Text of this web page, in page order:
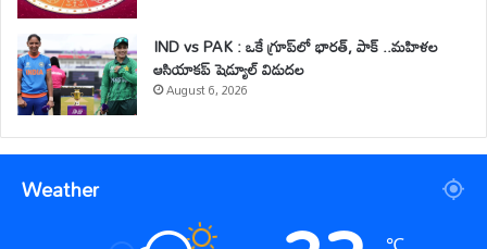
IND vs PAK : ఒకే గ్రూప్‌లో భారత్, పాక్ ..మహిళల
ఆసియాకప్ షెడ్యూల్ విడుదల
August 6, 2026
Weather